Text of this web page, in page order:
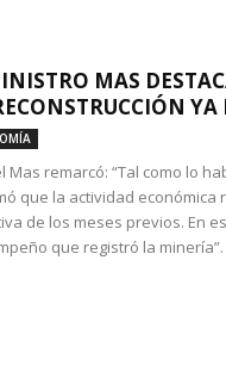
MAS
Mas remarcó: “Tal como lo
que la actividad
de los meses previos. En
que registró la minería”.